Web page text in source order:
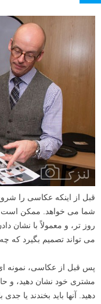
قبل از اینکه عکاسی را
شما می خواهد. ممکن
روز تر، و معمولاً با نشان
می تواند تصمیم بگیرد که
پس قبل از عکاسی، نمونه
مشتری خود نشان دهید، و
دهید. آنها باید بخندند یا جدی